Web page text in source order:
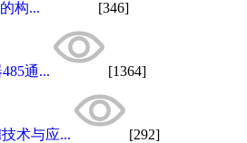
构... [346]
通... [1364]
术与应... [292]